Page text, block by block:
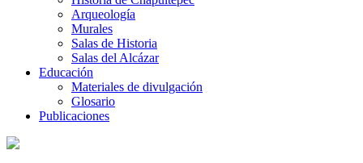
Arqueología
Murales
Salas de Historia
Salas del Alcázar
Educación
Materiales de divulgación
Glosario
Publicaciones